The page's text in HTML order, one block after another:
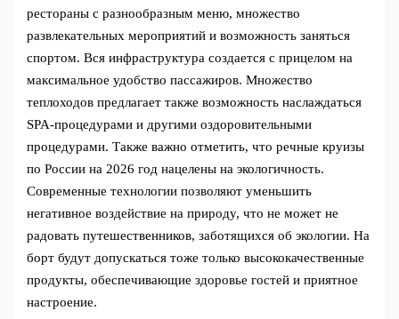
рестораны с разнообразным меню, множество
развлекательных мероприятий и возможность заняться
спортом. Вся инфраструктура создается с прицелом на
максимальное удобство пассажиров. Множество
теплоходов предлагает также возможность наслаждаться
SPA-процедурами и другими оздоровительными
процедурами. Также важно отметить, что речные круизы
по России на 2026 год нацелены на экологичность.
Современные технологии позволяют уменьшить
негативное воздействие на природу, что не может не
радовать путешественников, заботящихся об экологии. На
борт будут допускаться тоже только высококачественные
продукты, обеспечивающие здоровье гостей и приятное
настроение.